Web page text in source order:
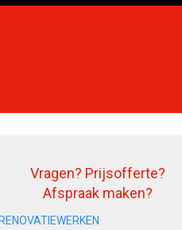
Vragen? Prijsofferte?
Afspraak maken?